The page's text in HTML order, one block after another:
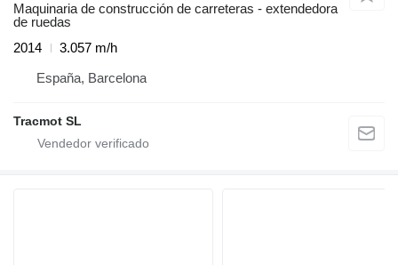
Maquinaria de construcción de carreteras - extendedora
de ruedas
2014
3.057 m/h
España, Barcelona
Tracmot SL